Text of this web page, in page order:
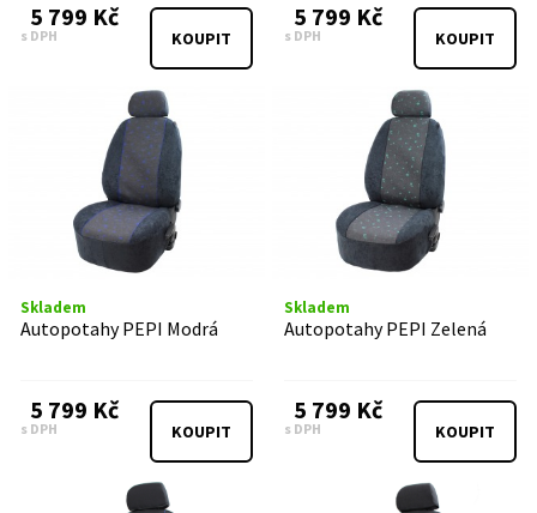
5 799 Kč
s DPH KOUPIT
5 799 Kč
s DPH KOUPIT
Skladem
Autopotahy PEPI Modrá
5 799 Kč
s DPH KOUPIT
Skladem
Autopotahy PEPI Zelená
5 799 Kč
s DPH KOUPIT